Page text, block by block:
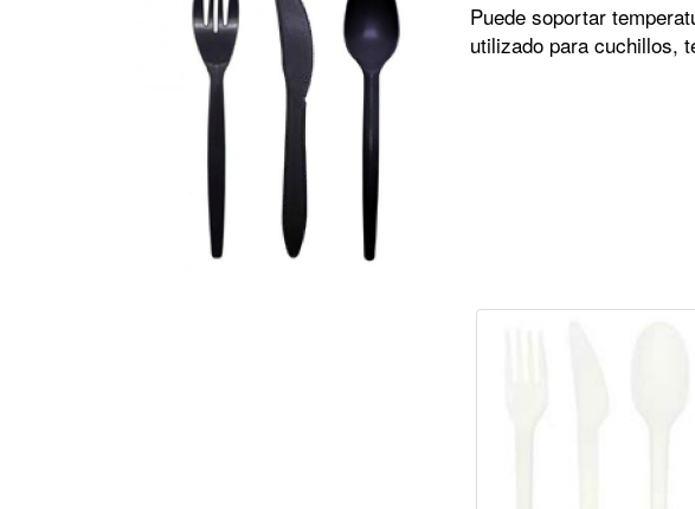
Puede soportar
utilizado para cuchillos,